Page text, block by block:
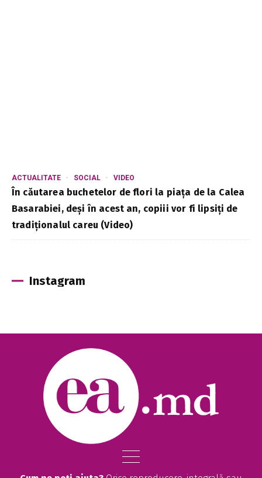
ACTUALITATE SOCIAL VIDEO
În căutarea buchetelor de flori la piața de la Calea
Basarabiei, deși în acest an, copiii vor fi lipsiți de
tradiționalul careu (Video)
Instagram